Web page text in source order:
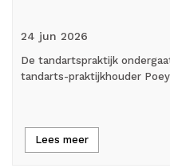
24 jun 2026
De tandartspraktijk
tandarts-praktijkhouder
Lees meer